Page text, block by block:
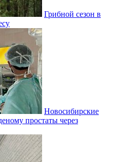
Грибной сезон в
Новосибирские
простаты через